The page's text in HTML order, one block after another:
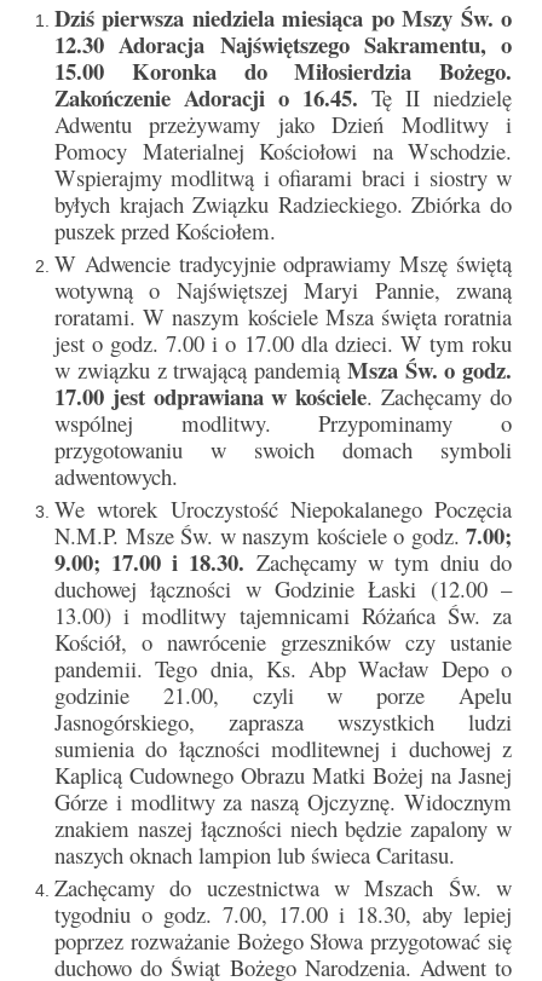
Parafia
Historia
Duszpasterze
Nasz patron
Kościół Rektoracki
Vademecum
Wspólnoty parafialne
Katecheza parafialna
Niezbędnik Katolika
Kaplica Adoracji
Pracownicy
e-Katolik
Nabożeństwa
Nabożeństwa różne
Pogrzeb katolicki
Sakramenty
Sakrament chrztu
Sakrament eucharystii
Sakrament bierzmowania
Dziś pierwsza niedziela miesiąca po Mszy Św. o
12.30 Adoracja Najświętszego Sakramentu, o
15.00 Koronka do Miłosierdzia Bożego.
Zakończenie Adoracji o 16.45. Tę II niedzielę
Adwentu przeżywamy jako Dzień Modlitwy i
Pomocy Materialnej Kościołowi na Wschodzie.
Wspierajmy modlitwą i ofiarami braci i siostry w
byłych krajach Związku Radzieckiego. Zbiórka do
puszek przed Kościołem.
W Adwencie tradycyjnie odprawiamy Mszę świętą
wotywną o Najświętszej Maryi Pannie, zwaną
roratami. W naszym kościele Msza święta roratnia
jest o godz. 7.00 i o 17.00 dla dzieci. W tym roku
w związku z trwającą pandemią Msza Św. o godz.
17.00 jest odprawiana w kościele. Zachęcamy do
wspólnej modlitwy. Przypominamy o
przygotowaniu w swoich domach symboli
adwentowych.
We wtorek Uroczystość Niepokalanego Poczęcia
N.M.P. Msze Św. w naszym kościele o godz. 7.00;
9.00; 17.00 i 18.30. Zachęcamy w tym dniu do
duchowej łączności w Godzinie Łaski (12.00 –
13.00) i modlitwy tajemnicami Różańca Św. za
Kościół, o nawrócenie grzeszników czy ustanie
pandemii. Tego dnia, Ks. Abp Wacław Depo o
godzinie 21.00, czyli w porze Apelu
Jasnogórskiego, zaprasza wszystkich ludzi
sumienia do łączności modlitewnej i duchowej z
Kaplicą Cudownego Obrazu Matki Bożej na Jasnej
Górze i modlitwy za naszą Ojczyznę. Widocznym
znakiem naszej łączności niech będzie zapalony w
naszych oknach lampion lub świeca Caritasu.
Zachęcamy do uczestnictwa w Mszach Św. w
tygodniu o godz. 7.00, 17.00 i 18.30, aby lepiej
poprzez rozważanie Bożego Słowa przygotować się
duchowo do Świąt Bożego Narodzenia. Adwent to